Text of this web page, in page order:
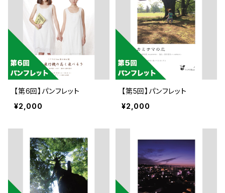
【第6回】パンフレット
¥2,000
【第5回】パンフレット
¥2,000